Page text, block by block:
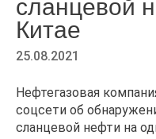
сланцевой
Китае
25.08.2021
Нефтегазовая
соцсети об
сланцевой нефти на